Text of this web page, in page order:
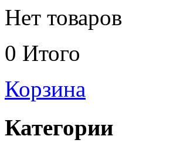
Нет товаров
0 Итого
Корзина
Категории